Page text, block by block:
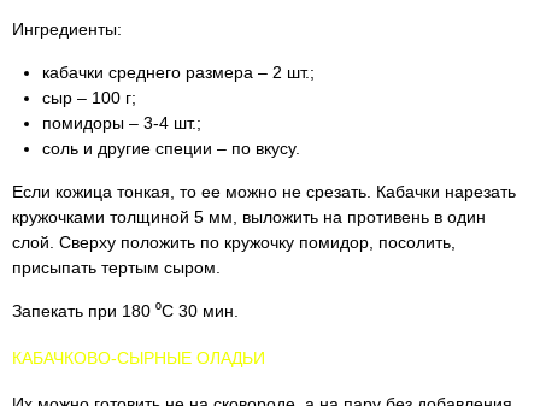
Ингредиенты:
кабачки среднего размера – 2 шт.;
сыр – 100 г;
помидоры – 3-4 шт.;
соль и другие специи – по вкусу.
Если кожица тонкая, то ее можно не срезать. Кабачки нарезать
кружочками толщиной 5 мм, выложить на противень в один
слой. Сверху положить по кружочку помидор, посолить,
присыпать тертым сыром.
Запекать при 180 ⁰С 30 мин.
КАБАЧКОВО-СЫРНЫЕ ОЛАДЬИ